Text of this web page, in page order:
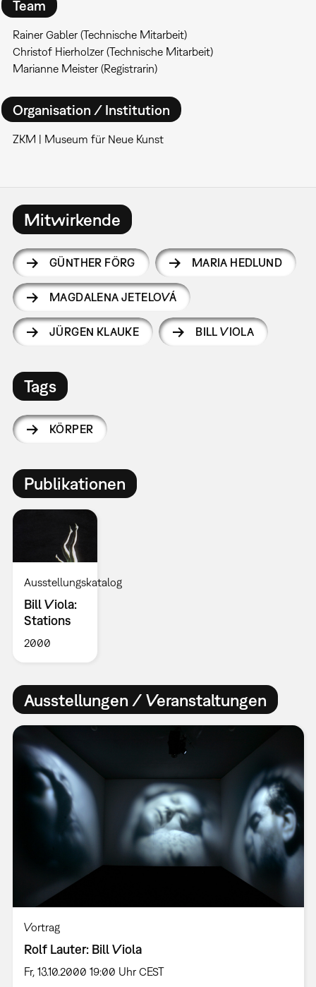
Team
Rainer Gabler (Technische Mitarbeit)
Christof Hierholzer (Technische Mitarbeit)
Marianne Meister (Registrarin)
Organisation / Institution
ZKM | Museum für Neue Kunst
Mitwirkende
GÜNTHER FÖRG MARIA HEDLUND
MAGDALENA JETELOVÁ
JÜRGEN KLAUKE BILL VIOLA
Tags
KÖRPER
Publikationen
Ausstellungskatalog
Bill Viola:
Stations
2000
Ausstellungen / Veranstaltungen
Vortrag
Rolf Lauter: Bill Viola
Fr, 13.10.2000 19:00 Uhr CEST